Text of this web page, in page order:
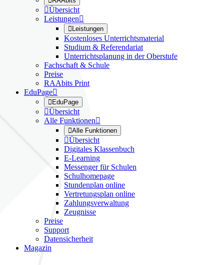
Übersicht
Leistungen
Leistungen
Kostenloses Unterrichtsmaterial
Studium & Referendariat
Unterrichtsplanung in der Oberstufe
Fachschaft & Schule
Preise
RAAbits Print
EduPage
EduPage
Übersicht
Alle Funktionen
Alle Funktionen
Übersicht
Digitales Klassenbuch
E-Learning
Messenger für Schulen
Schulhomepage
Stundenplan online
Vertretungsplan online
Zahlungsverwaltung
Zeugnisse
Preise
Support
Datensicherheit
Magazin